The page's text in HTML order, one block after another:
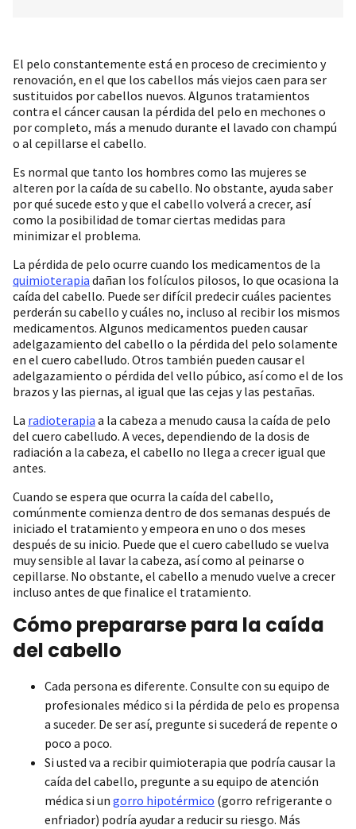
El pelo constantemente está en proceso de crecimiento y
renovación, en el que los cabellos más viejos caen para ser
sustituidos por cabellos nuevos. Algunos tratamientos
contra el cáncer causan la pérdida del pelo en mechones o
por completo, más a menudo durante el lavado con champú
o al cepillarse el cabello.
Es normal que tanto los hombres como las mujeres se
alteren por la caída de su cabello. No obstante, ayuda saber
por qué sucede esto y que el cabello volverá a crecer, así
como la posibilidad de tomar ciertas medidas para
minimizar el problema.
La pérdida de pelo ocurre cuando los medicamentos de la
quimioterapia dañan los folículos pilosos, lo que ocasiona la
caída del cabello. Puede ser difícil predecir cuáles pacientes
perderán su cabello y cuáles no, incluso al recibir los mismos
medicamentos. Algunos medicamentos pueden causar
adelgazamiento del cabello o la pérdida del pelo solamente
en el cuero cabelludo. Otros también pueden causar el
adelgazamiento o pérdida del vello púbico, así como el de los
brazos y las piernas, al igual que las cejas y las pestañas.
La radioterapia a la cabeza a menudo causa la caída de pelo
del cuero cabelludo. A veces, dependiendo de la dosis de
radiación a la cabeza, el cabello no llega a crecer igual que
antes.
Cuando se espera que ocurra la caída del cabello,
comúnmente comienza dentro de dos semanas después de
iniciado el tratamiento y empeora en uno o dos meses
después de su inicio. Puede que el cuero cabelludo se vuelva
muy sensible al lavar la cabeza, así como al peinarse o
cepillarse. No obstante, el cabello a menudo vuelve a crecer
incluso antes de que finalice el tratamiento.
Cómo prepararse para la caída
del cabello
Cada persona es diferente. Consulte con su equipo de
profesionales médico si la pérdida de pelo es propensa
a suceder. De ser así, pregunte si sucederá de repente o
poco a poco.
Si usted va a recibir quimioterapia que podría causar la
caída del cabello, pregunte a su equipo de atención
médica si un gorro hipotérmico (gorro refrigerante o
enfriador) podría ayudar a reducir su riesgo. Más